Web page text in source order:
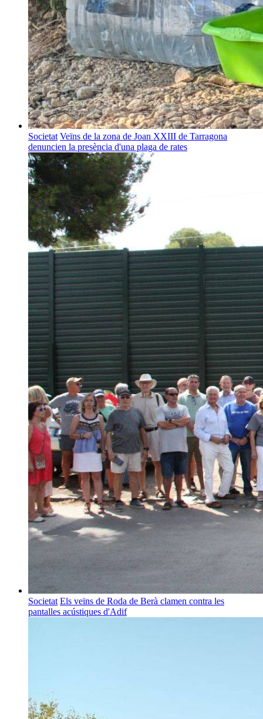
Societat Veïns de la zona de Joan XXIII de Tarragona
denuncien la presència d'una plaga de rates
Societat Els veïns de Roda de Berà clamen contra les
pantalles acústiques d'Adif